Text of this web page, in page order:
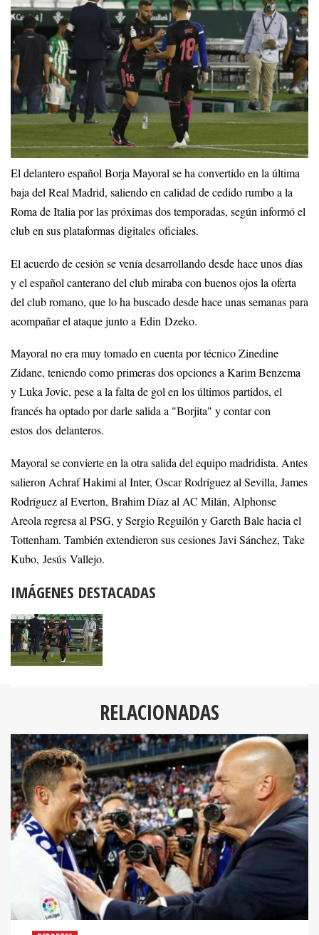
El delantero español Borja Mayoral se ha convertido en la última
baja del Real Madrid, saliendo en calidad de cedido rumbo a la
Roma de Italia por las próximas dos temporadas, según informó el
club en sus plataformas digitales oficiales.
El acuerdo de cesión se venía desarrollando desde hace unos días
y el español canterano del club miraba con buenos ojos la oferta
del club romano, que lo ha buscado desde hace unas semanas para
acompañar el ataque junto a Edin Dzeko.
Mayoral no era muy tomado en cuenta por técnico Zinedine
Zidane, teniendo como primeras dos opciones a Karim Benzema
y Luka Jovic, pese a la falta de gol en los últimos partidos, el
francés ha optado por darle salida a "Borjita" y contar con
estos dos delanteros.
Mayoral se convierte en la otra salida del equipo madridista. Antes
salieron Achraf Hakimi al Inter, Oscar Rodríguez al Sevilla, James
Rodríguez al Everton, Brahim Díaz al AC Milán, Alphonse
Areola regresa al PSG, y Sergio Reguilón y Gareth Bale hacia el
Tottenham. También extendieron sus cesiones Javi Sánchez, Take
Kubo, Jesús Vallejo.
IMÁGENES DESTACADAS
RELACIONADAS